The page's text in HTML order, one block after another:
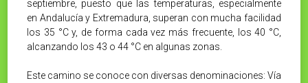
septiembre, puesto que las temperaturas, especialmente
en Andalucía y Extremadura, superan con mucha facilidad
los 35 °C y, de forma cada vez más frecuente, los 40 °C,
alcanzando los 43 o 44 °C en algunas zonas.
Este camino se conoce con diversas denominaciones: Vía